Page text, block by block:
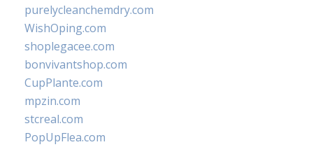
purelycleanchemdry.com
WishOping.com
shoplegacee.com
bonvivantshop.com
CupPlante.com
mpzin.com
stcreal.com
PopUpFlea.com